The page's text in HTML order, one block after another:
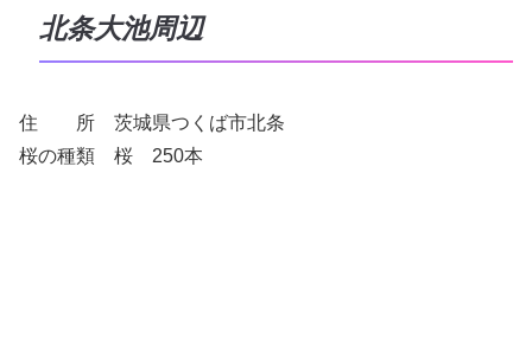
北条大池周辺
住 所 茨城県つくば市北条
桜の種類 桜 250本